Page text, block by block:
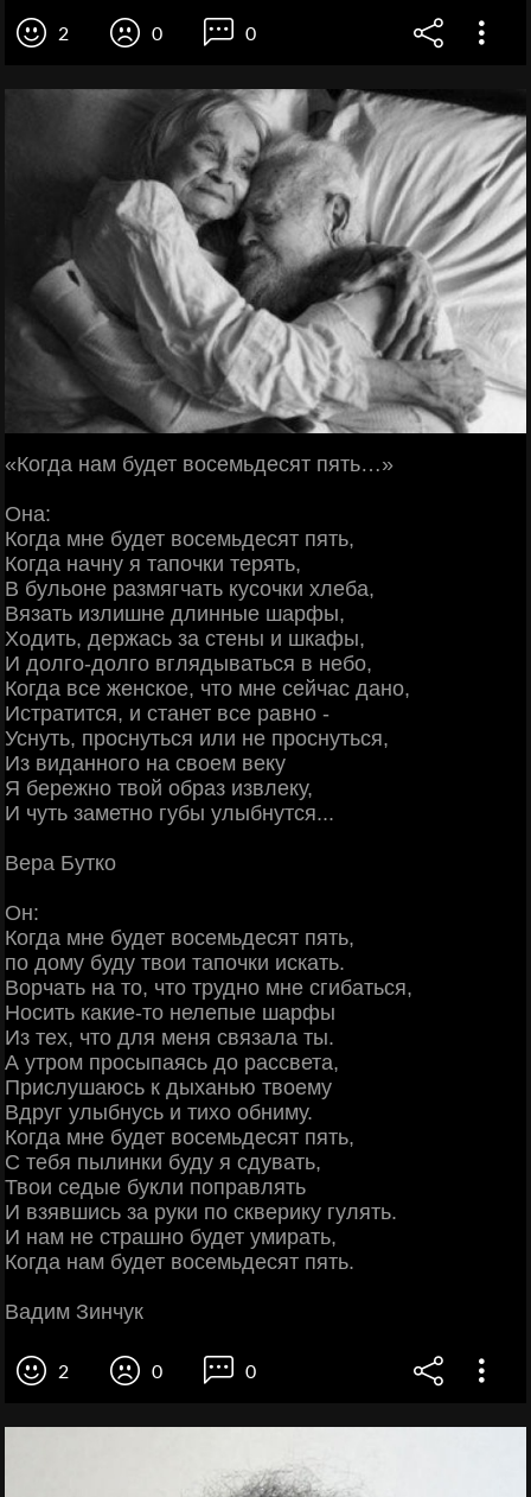
2 0 0
«Когда нам будет восемьдесят пять…»
Она:
Когда мне будет восемьдесят пять,
Когда начну я тапочки терять,
В бульоне размягчать кусочки хлеба,
Вязать излишне длинные шарфы,
Ходить, держась за стены и шкафы,
И долго-долго вглядываться в небо,
Когда все женское, что мне сейчас дано,
Истратится, и станет все равно -
Уснуть, проснуться или не проснуться,
Из виданного на своем веку
Я бережно твой образ извлеку,
И чуть заметно губы улыбнутся...
Вера Бутко
Он:
Когда мне будет восемьдесят пять,
по дому буду твои тапочки искать.
Ворчать на то, что трудно мне сгибаться,
Носить какие-то нелепые шарфы
Из тех, что для меня связала ты.
А утром просыпаясь до рассвета,
Прислушаюсь к дыханью твоему
Вдруг улыбнусь и тихо обниму.
Когда мне будет восемьдесят пять,
С тебя пылинки буду я сдувать,
Твои седые букли поправлять
И взявшись за руки по скверику гулять.
И нам не страшно будет умирать,
Когда нам будет восемьдесят пять.
Вадим Зинчук
2 0 0